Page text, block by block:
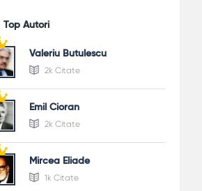
Top Autori
Valeriu Butulescu
2k Citate
Emil Cioran
2k Citate
Mircea Eliade
1k Citate